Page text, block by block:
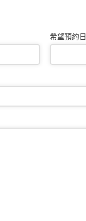
希望預約